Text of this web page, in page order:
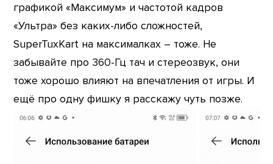
графикой «Максимум» и частотой кадров
«Ультра» без каких-либо сложностей,
SuperTuxKart на максималках – тоже. Не
забывайте про 360-Гц тач и стереозвук, они
тоже хорошо влияют на впечатления от игры. И
ещё про одну фишку я расскажу чуть позже.